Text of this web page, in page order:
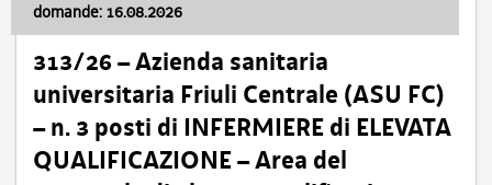
domande: 16.08.2026
313/26 – Azienda sanitaria
universitaria Friuli Centrale (ASU FC)
– n. 3 posti di INFERMIERE di ELEVATA
QUALIFICAZIONE – Area del